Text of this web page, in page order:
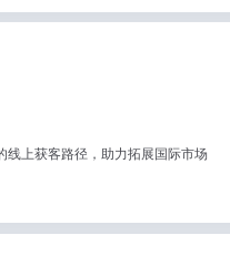
线上获客路径，助力拓展国际市场